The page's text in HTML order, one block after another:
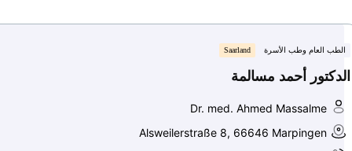
الطب العام وطب الأسرة Saarland
الدكتور أحمد مسالمة
Dr. med. Ahmed Massalme
Alsweilerstraße 8, 66646 Marpingen